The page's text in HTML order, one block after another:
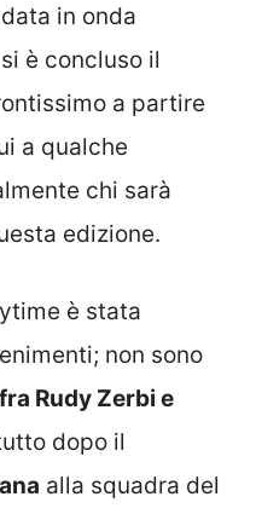
in onda
è concluso il
a partire
a qualche
chi sarà
edizione.
è stata
non sono
Rudy Zerbi e
dopo il
alla squadra del